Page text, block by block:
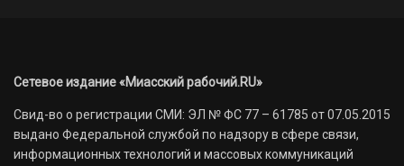
Сетевое издание «Миасский рабочий.RU»
Свид-во о регистрации СМИ: ЭЛ № ФС 77 – 61785 от 07.05.2015
выдано Федеральной службой по надзору в сфере связи,
информационных технологий и массовых коммуникаций